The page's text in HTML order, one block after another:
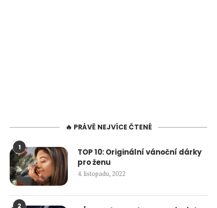
🔥 PRÁVĚ NEJVÍCE ČTENÉ
1
TOP 10: Originální vánoční dárky
pro ženu
4. listopadu, 2022
2